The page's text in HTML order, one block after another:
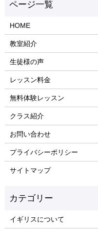
HOME
教室紹介
生徒様の声
レッスン料金
無料体験レッスン
クラス紹介
お問い合わせ
プライバシーポリシー
サイトマップ
イギリスについて